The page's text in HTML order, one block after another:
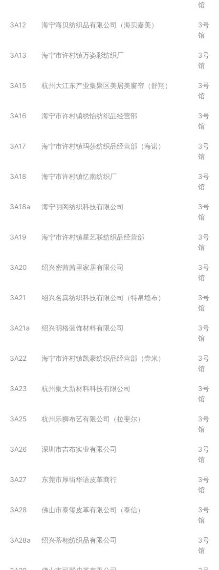
馆
3A12 海宁海贝纺织品有限公司（海贝嘉美）
3号
馆
3A13 海宁市许村镇万姿彩纺织厂
3号
馆
3A15 杭州大江东产业集聚区美居美窗帘（舒翔）
3号
馆
3A16 海宁市许村镇绣怡纺织品经营部
3号
馆
3A17 海宁市许村镇玛莎纺织品经营部（海诺）
3号
馆
3A18 海宁市许村镇忆南纺织厂
3号
馆
3A18a 海宁明阁纺织科技有限公司
3号
馆
3A19 海宁市许村镇星艺联纺织品经营部
3号
馆
3A20 绍兴密茜茜里家居有限公司
3号
馆
3A21 绍兴名真纺织科技有限公司（特帛墙布）
3号
馆
3A21a 绍兴明格装饰材料有限公司
3号
馆
3A22 海宁市许村镇凯豪纺织品经营部（壹米）
3号
馆
3A23 杭州集大新材料科技有限公司
3号
馆
3A25 杭州乐狮布艺有限公司（拉斐尔）
3号
馆
3A26 深圳市吉布实业有限公司
3号
馆
3A27 东莞市厚街华语皮革商行
3号
馆
3A28 佛山市泰玺皮革有限公司（泰信）
3号
馆
3A28a 绍兴蒂翱纺织品有限公司
3号
馆